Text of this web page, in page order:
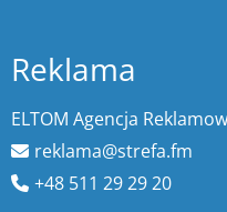
Reklama
ELTOM Agencja
reklama@strefa.fm
+48 511 29 29 20